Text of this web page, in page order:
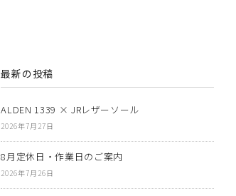
最新の投稿
ALDEN 1339 × JRレザーソール
2026年7月27日
8月定休日・作業日のご案内
2026年7月26日